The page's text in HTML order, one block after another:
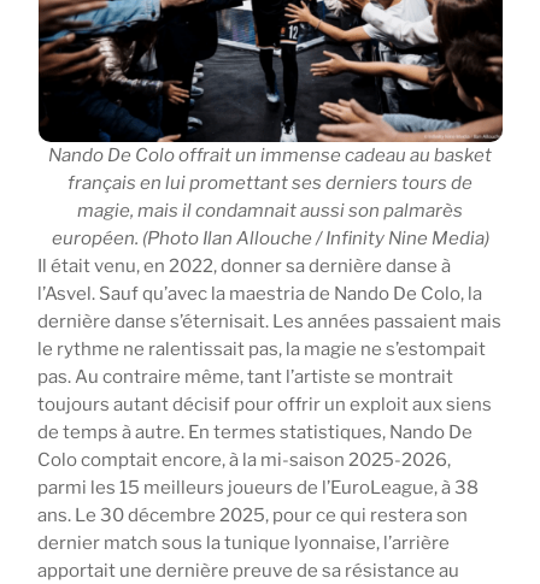
Nando De Colo offrait un immense cadeau au basket
français en lui promettant ses derniers tours de
magie, mais il condamnait aussi son palmarès
européen. (Photo Ilan Allouche / Infinity Nine Media)
Il était venu, en 2022, donner sa dernière danse à
l’Asvel. Sauf qu’avec la maestria de Nando De Colo, la
dernière danse s’éternisait. Les années passaient mais
le rythme ne ralentissait pas, la magie ne s’estompait
pas. Au contraire même, tant l’artiste se montrait
toujours autant décisif pour offrir un exploit aux siens
de temps à autre. En termes statistiques, Nando De
Colo comptait encore, à la mi-saison 2025-2026,
parmi les 15 meilleurs joueurs de l’EuroLeague, à 38
ans. Le 30 décembre 2025, pour ce qui restera son
dernier match sous la tunique lyonnaise, l’arrière
apportait une dernière preuve de sa résistance au